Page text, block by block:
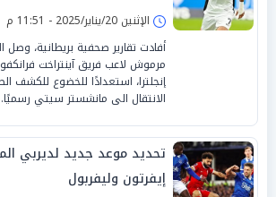
الإثنين 20/يناير/2025 - 11:51 م
أفادت تقارير صحفية بريطانية،
مرموش لاعب فريق آينتراخت
إنجلترا، استعدادًا للخضوع للكشف
الانتقال الى مانشستر سيتي رسميًا.
تحديد موعد جديد لديربي
إيفرتون وليفربول